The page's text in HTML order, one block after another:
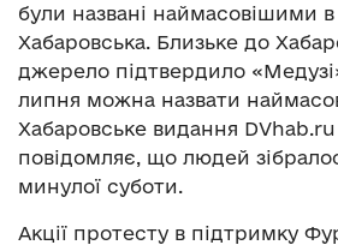
були названі наймасовішими в
Хабаровська. Близьке до
джерело підтвердило
липня можна назвати
Хабаровське видання
повідомляє, що людей
минулої суботи.
Акції протесту в підтримку